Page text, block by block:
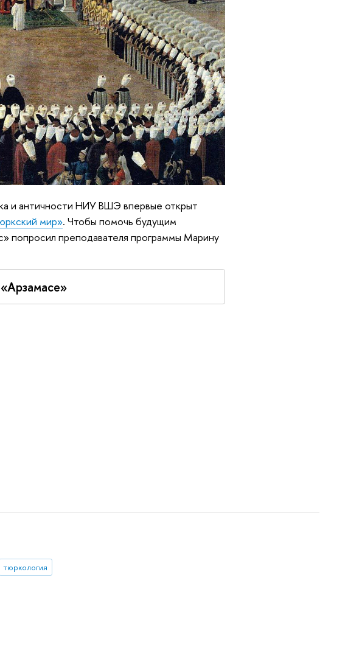
и античности НИУ ВШЭ впервые открыт
мир». Чтобы помочь будущим
попросил преподавателя программы Марину
тюркология